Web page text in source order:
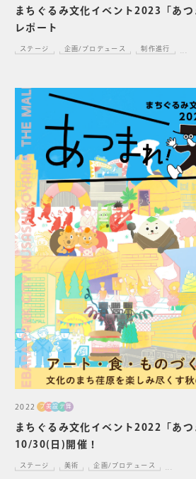
まちぐるみ文化イベント2023「あ
レポート
ステージ 企画/プロデュース 制作進行
まちぐるみ文化イベント2022「あつ
10/30(日)開催！
2022 プ美設 デ 舞
ステージ 美術 企画/プロデュース